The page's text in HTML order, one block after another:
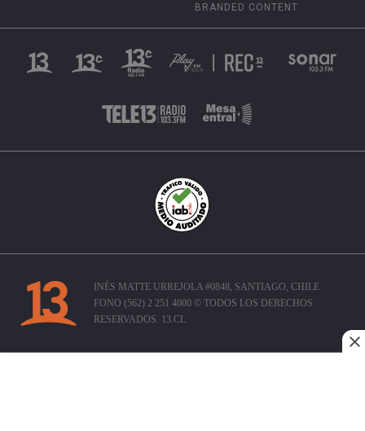
BRANDED CONTENT
INÉS MATTE URREJOLA #0848, SANTIAGO, CHILE
FONO (562) 2 251 4000 © TODOS LOS DERECHOS
RESERVADOS. 13.CL